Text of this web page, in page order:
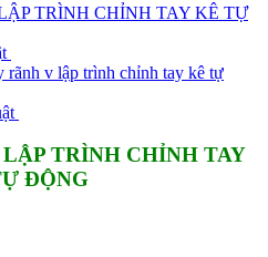
TRÌNH CHỈNH TAY KÊ TỰ
rãnh v lập trình chỉnh tay kê tự
TRÌNH CHỈNH TAY
ĐỘNG